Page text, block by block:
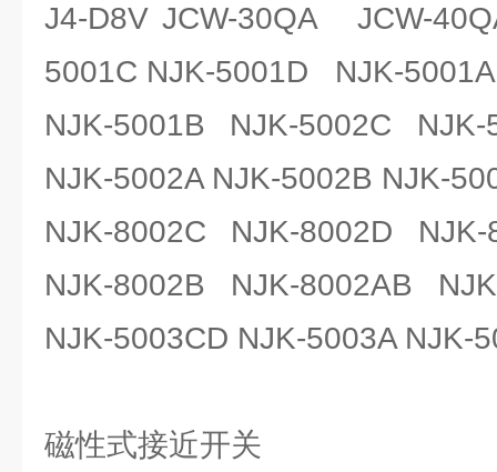
J4-D8V JCW-30QA JCW-
5001C NJK-5001D NJK-5001A
NJK-5001B NJK-5002C NJK-
NJK-5002A NJK-5002B NJK-
NJK-8002C NJK-8002D
NJK-8002B NJK-8002AB
NJK-5003CD NJK-5003A NJK-
磁性式接近开关